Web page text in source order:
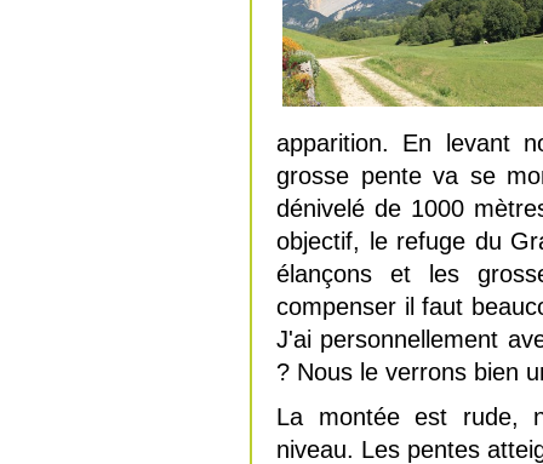
apparition. En levant
grosse pente va se
dénivelé de 1000
objectif, le refuge du
élançons et les
compenser il faut
J'ai personnellement
? Nous le verrons bien
La montée est rude,
niveau. Les pentes